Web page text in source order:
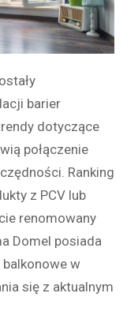
barier
dotyczące
połączenie
Ranking
z PCV lub
renomowany
Domel posiada
w
się z aktualnym